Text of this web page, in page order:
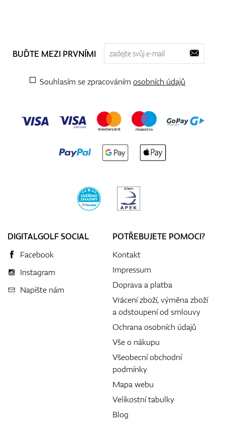
BUĎTE MEZI PRVNÍMI
Souhlasím se zpracováním osobních údajů
DIGITALGOLF SOCIAL
Facebook
Instagram
Napište nám
POTŘEBUJETE POMOCI?
Kontakt
Impressum
Doprava a platba
Vrácení zboží, výměna zboží
a odstoupení od smlouvy
Ochrana osobních údajů
Vše o nákupu
Všeobecní obchodní
podmínky
Mapa webu
Velikostní tabulky
Blog